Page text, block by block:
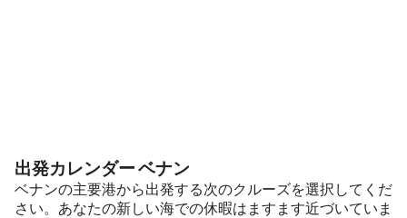
出発カレンダー ベナン
ベナンの主要港から出発する次のクルーズを選択してくだ
さい。あなたの新しい海での休暇はますます近づいていま